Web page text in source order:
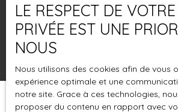
Surface min (m²)
Trier par
LE RESPECT DE
PRIVÉE EST UNE
NOUS
Nous utilisons des cookies afin de vous
expérience optimale et une
notre site. Grace à ces technologies,
proposer du contenu en rapport avec